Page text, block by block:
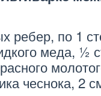
ребер, по 1
меда, ½
чеснока, 2